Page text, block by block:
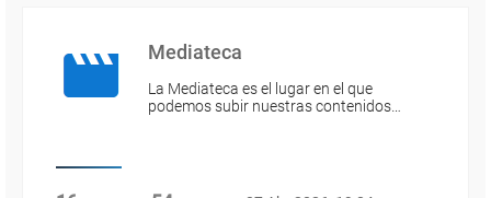
Mediateca
La Mediateca es el lugar en el que
podemos subir nuestras contenidos…